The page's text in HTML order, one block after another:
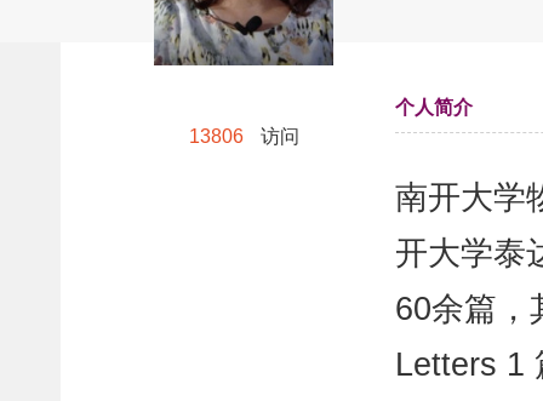
个人简介
南开大学
开大学泰
60余篇，
Letters 1
13806 访问